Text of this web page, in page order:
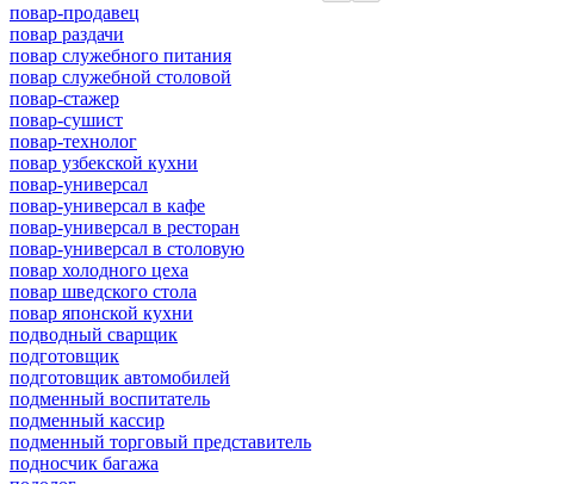
повар-продавец
повар раздачи
повар служебного питания
повар служебной столовой
повар-стажер
повар-сушист
повар-технолог
повар узбекской кухни
повар-универсал
повар-универсал в кафе
повар-универсал в ресторан
повар-универсал в столовую
повар холодного цеха
повар шведского стола
повар японской кухни
подводный сварщик
подготовщик
подготовщик автомобилей
подменный воспитатель
подменный кассир
подменный торговый представитель
подносчик багажа